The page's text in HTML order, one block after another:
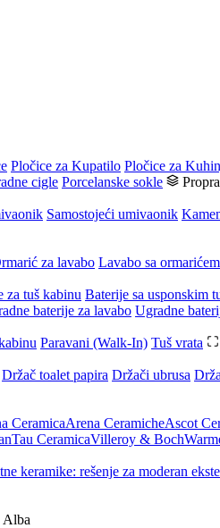
Pločice za Kupatilo Pločice za
cigle Porcelanske sokle
Samostojeći umivaonik
za lavabo Lavabo sa ormarićem
za tuš kabinu Baterije sa usponskim
baterije za lavabo Ugradne
Paravani (Walk-In) Tuš vrata
Držač toalet papira Držači ubrusa
CeramicaArena CeramicheAscot
Tau CeramicaVilleroy & Boch
keramike: rešenje za moderan
Alba